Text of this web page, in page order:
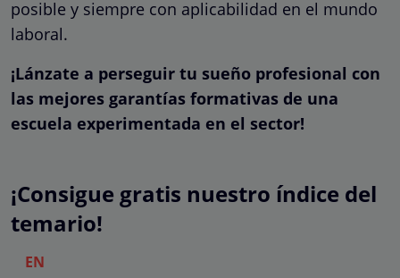
posible y siempre con aplicabilidad en el mundo
laboral.
¡Lánzate a perseguir tu sueño profesional con
las mejores garantías formativas de una
escuela experimentada en el sector!
¡Consigue gratis nuestro índice del
temario!
EN